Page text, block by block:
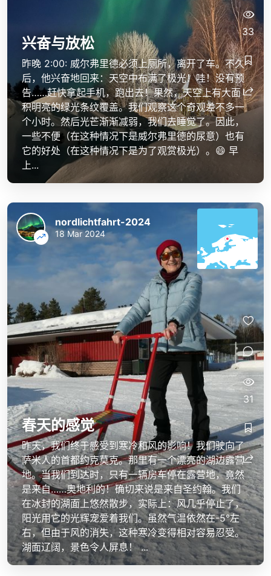
兴奋与放松
昨晚 2:00: 威尔弗里德必须上厕所，离开了车。不久
后，他兴奋地回来：天空中布满了极光！哇！没有预
告……赶快拿起手机，跑出去！果然，天空上有大面
积明亮的绿光条纹覆盖。我们观察这个奇观差不多一
个小时。然后光芒渐渐减弱，我们去睡觉了。因此，
一些不便（在这种情况下是威尔弗里德的尿意）也有
它的好处（在这种情况下是为了观赏极光）。😄 早
上...
33
春天的感觉
昨天，我们终于感受到寒冷和风的影响！我们驶向了
萨米人的首都约克莫克。那里有一个漂亮的湖边露营
地。当我们到达时，只有一辆房车停在露营地，竟然
是来自……奥地利的！确切来说是来自圣约翰。我们
在冰封的湖面上悠然散步，实际上：风几乎停止了，
阳光用它的光辉宠爱着我们。虽然气温依然在-5°左
右，但由于风的消失，这种寒冷变得相对容易忍受。
湖面辽阔，景色令人屏息！ ...
nordlichtfahrt-2024
18 Mar 2024
31